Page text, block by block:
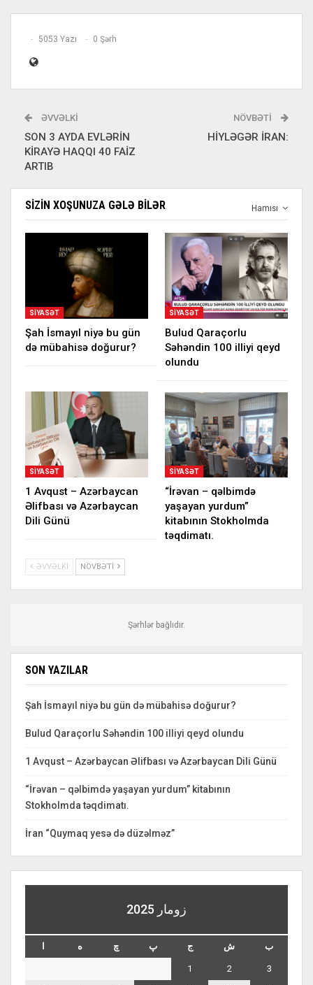
5053 Yazı 0 Şərh
ƏVVƏLKI
SON 3 AYDA EVLƏRİN
KİRAYƏ HAQQI 40 FAİZ
ARTIB
NÖVBƏTI
HİYLƏGƏR İRAN:
Hamısı
SIZIN XOŞUNUZA GƏLƏ BILƏR
SIYASƏT
Şah İsmayıl niyə bu gün
də mübahisə doğurur?
SIYASƏT
Bulud Qaraçorlu
Səhəndin 100 illiyi qeyd
olundu
SIYASƏT
1 Avqust – Azərbaycan
Əlifbası və Azərbaycan
Dili Günü
SIYASƏT
“İrəvan – qəlbimdə
yaşayan yurdum”
kitabının Stokholmda
təqdimatı.
ƏVVƏLKI NÖVBƏTI
Şərhlər bağlıdır.
SON YAZILAR
Şah İsmayıl niyə bu gün də mübahisə doğurur?
Bulud Qaraçorlu Səhəndin 100 illiyi qeyd olundu
1 Avqust – Azərbaycan Əlifbası və Azərbaycan Dili Günü
“İrəvan – qəlbimdə yaşayan yurdum” kitabının
Stokholmda təqdimatı.
İran “Quymaq yesə də düzəlməz”
زومار 2025
ه چ پ ج ش ب
1 2 3